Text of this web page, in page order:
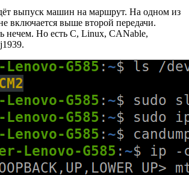
выпуск машин на маршрут. На одном из
включается выше второй передачи.
нечем. Но есть C, Linux, CANable,